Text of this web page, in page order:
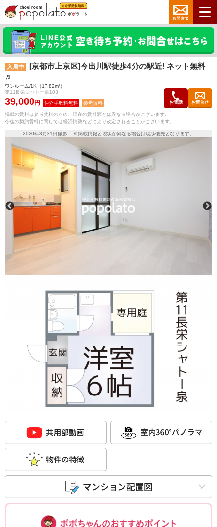
入居中
[京都市上京区]今出川駅徒歩4分の駅近! ネット無料
♬
ワンルーム/1K（17.82m²）
第11長栄シャトー泉103
39,000円 参考賃料 お電話 お問合せ
掲載の賃料は参考賃料のため、現在の賃料額とは異なる場合がございます。
今後の契約賃料に関しては経済情勢などにより改定されることがございます。
2020年3月31日撮影 ※掲載情報と現状が異なる場合は現状優先となります。